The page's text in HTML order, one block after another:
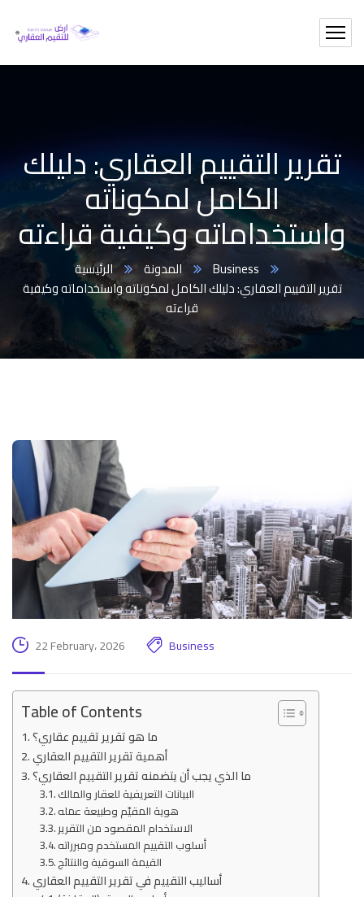
تقرير التقييم العقاري: دليلك
الكامل لمكوناته
واستخداماته وكيفية قراءته
الرئيسية المدونة
Business
تقرير التقييم العقاري: دليلك الكامل لمكوناته واستخداماته وكيفية
قراءته
22 February، 2026 Business
Table of Contents
ما هو تقرير تقييم عقاري؟
أهمية تقرير التقييم العقاري
ما الذي يجب أن يتضمنه تقرير التقييم العقاري؟
البيانات التعريفية للعقار والمالك
هوية المقيّم وطبيعة عمله
الاستخدام المقصود من التقرير
أسلوب التقييم المستخدم ومبرراته
القيمة السوقية والنتائج
أساليب التقييم في تقرير التقييم العقاري